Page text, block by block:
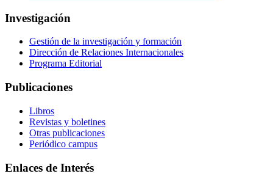
Investigación
Gestión de la investigación y formación
Dirección de Relaciones Internacionales
Programa Editorial
Publicaciones
Libros
Revistas y boletines
Otras publicaciones
Periódico campus
Enlaces de Interés